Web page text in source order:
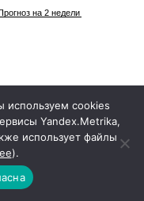
используем cookies
Yandex.Metrika,
использует файлы
).